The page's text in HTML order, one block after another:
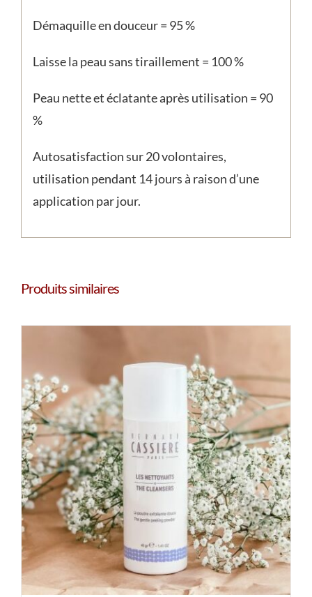
Démaquille en douceur = 95 %
Laisse la peau sans tiraillement = 100 %
Peau nette et éclatante après utilisation = 90
%
Autosatisfaction sur 20 volontaires,
utilisation pendant 14 jours à raison d’une
application par jour.
Produits similaires